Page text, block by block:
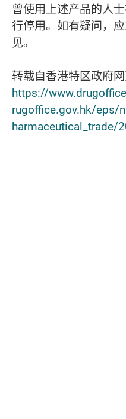
曾使用上述产品的人
行停用。如有疑问，
见。
转载自香港特区政府
https://
rugoffice.gov.hk/eps/